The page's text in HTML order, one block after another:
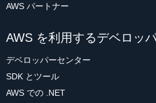
AWS パートナー
AWS を利用するデベロッ
デベロッパーセンター
SDK とツール
AWS での .NET